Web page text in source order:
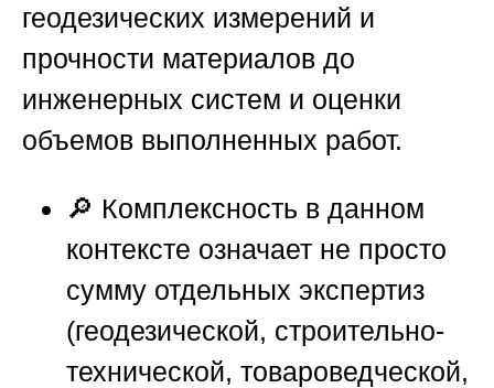
геодезических измерений и
прочности материалов до
инженерных систем и оценки
объемов выполненных работ.
🔎 Комплексность в данном
контексте означает не просто
сумму отдельных экспертиз
(геодезической, строительно-
технической, товароведческой,